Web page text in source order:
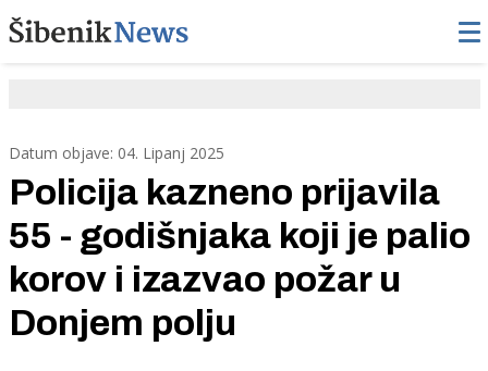
Datum objave: 04. Lipanj 2025
Policija kazneno prijavila
55 - godišnjaka koji je palio
korov i izazvao požar u
Donjem polju